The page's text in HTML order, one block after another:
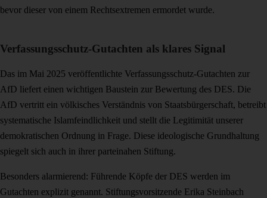
bevor dieser von einem Rechtsextremen ermordet wurde.
Verfassungsschutz-Gutachten als klares Signal
Das im Mai 2025 veröffentlichte Verfassungsschutz-Gutachten zur
AfD liefert einen wichtigen Baustein zur Bewertung des DES. Die
AfD vertritt ein völkisches Verständnis von Staatsbürgerschaft, betreibt
systematische Islamfeindlichkeit und stellt die Legitimität unserer
demokratischen Ordnung in Frage. Diese ideologische Grundhaltung
spiegelt sich auch in ihrer parteinahen Stiftung.
Besonders alarmierend: Führende Köpfe der DES werden im
Gutachten explizit genannt. Stiftungsvorsitzende Erika Steinbach